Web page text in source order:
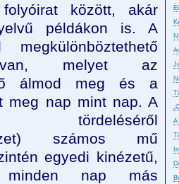
A
között, akár
példákon is. A
melyet az
álmod meg és a
meg nap mint nap. A
tördeléséről
számos mű
egyedi kinézetű,
nap más